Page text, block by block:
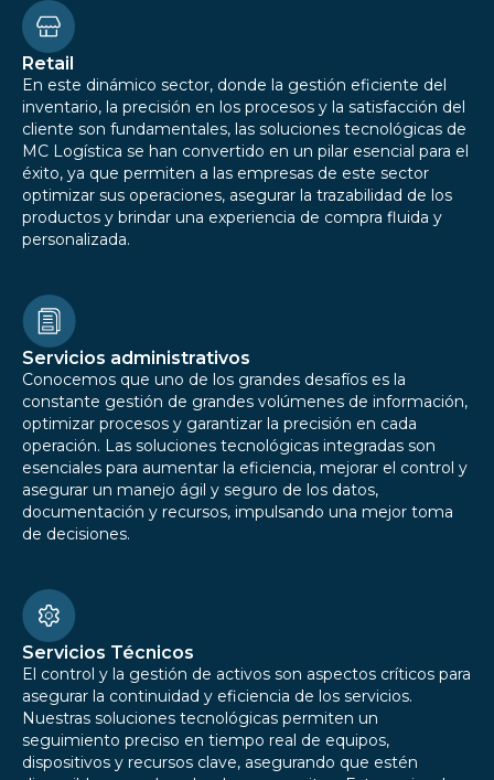
Retail
En este dinámico sector, donde la gestión eficiente del
inventario, la precisión en los procesos y la satisfacción del
cliente son fundamentales, las soluciones tecnológicas de
MC Logística se han convertido en un pilar esencial para el
éxito, ya que permiten a las empresas de este sector
optimizar sus operaciones, asegurar la trazabilidad de los
productos y brindar una experiencia de compra fluida y
personalizada.
Servicios administrativos
Conocemos que uno de los grandes desafíos es la
constante gestión de grandes volúmenes de información,
optimizar procesos y garantizar la precisión en cada
operación. Las soluciones tecnológicas integradas son
esenciales para aumentar la eficiencia, mejorar el control y
asegurar un manejo ágil y seguro de los datos,
documentación y recursos, impulsando una mejor toma
de decisiones.
Servicios Técnicos
El control y la gestión de activos son aspectos críticos para
asegurar la continuidad y eficiencia de los servicios.
Nuestras soluciones tecnológicas permiten un
seguimiento preciso en tiempo real de equipos,
dispositivos y recursos clave, asegurando que estén